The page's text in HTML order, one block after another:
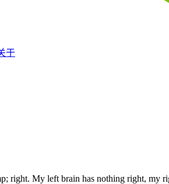
于
right. My left brain has nothing right, my